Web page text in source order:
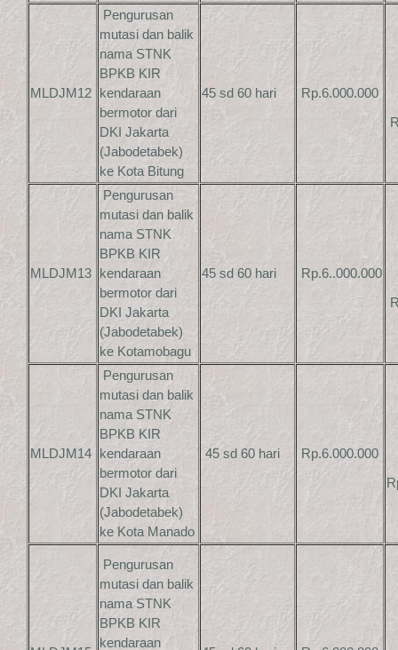
MLDJM12
Pengurusan
mutasi dan balik
nama STNK
BPKB KIR
kendaraan
bermotor dari
DKI Jakarta
(Jabodetabek)
ke Kota Bitung
45 sd 60 hari
Rp.6.000.000
MLDJM13
Pengurusan
mutasi dan balik
nama STNK
BPKB KIR
kendaraan
bermotor dari
DKI Jakarta
(Jabodetabek)
ke Kotamobagu
45 sd 60 hari
Rp.6..000.000
MLDJM14
Pengurusan
mutasi dan balik
nama STNK
BPKB KIR
kendaraan
bermotor dari
DKI Jakarta
(Jabodetabek)
ke Kota Manado
45 sd 60 hari
Rp.6.000.000
Pengurusan
mutasi dan balik
nama STNK
BPKB KIR
kendaraan